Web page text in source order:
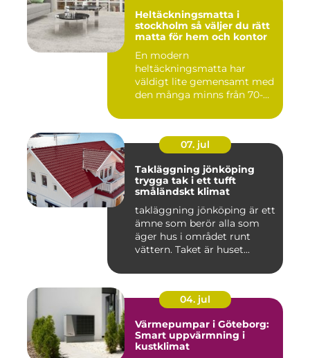
Heltäckningsmatta i
stockholm så väljer du rätt
matta för hem och kontor
En modern
heltäckningsmatta har
väldigt lite gemensamt med
den många minns från 70-
07. jul
Takläggning jönköping
trygga tak i ett tufft
småländskt klimat
takläggning jönköping är ett
ämne som berör alla som
äger hus i området runt
vättern. Taket är huset...
04. jul
Värmepumpar i Göteborg:
Smart uppvärmning i
kustklimat